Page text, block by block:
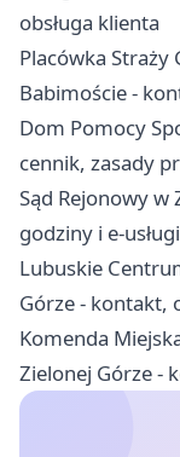
obsługa klienta
Placówka Straży
Babimoście -
Dom Pomocy
cennik, zasady
Sąd Rejonowy w
godziny i e-usługi
Lubuskie
Górze - kontakt,
Komenda
Zielonej Górze -